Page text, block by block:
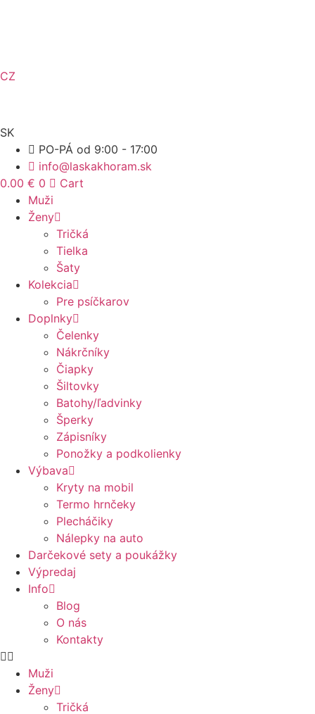
CZ
SK
PO-PÁ od 9:00 - 17:00
info@laskakhoram.sk
0.00 € 0
Cart
Muži
Ženy
Tričká
Tielka
Šaty
Kolekcia
Pre psíčkarov
Doplnky
Čelenky
Nákrčníky
Čiapky
Šiltovky
Batohy/ľadvinky
Šperky
Zápisníky
Ponožky a podkolienky
Výbava
Kryty na mobil
Termo hrnčeky
Plecháčiky
Nálepky na auto
Darčekové sety a poukážky
Výpredaj
Info
Blog
O nás
Kontakty
Muži
Ženy
Tričká